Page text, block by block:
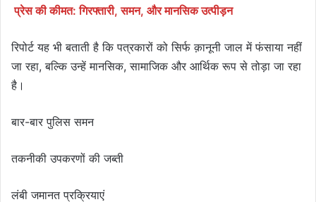
प्रेस की कीमत: गिरफ्तारी, समन, और मानसिक उत्पीड़न
रिपोर्ट यह भी बताती है कि पत्रकारों को सिर्फ क़ानूनी जाल में फंसाया नहीं
जा रहा, बल्कि उन्हें मानसिक, सामाजिक और आर्थिक रूप से तोड़ा जा रहा
है।
बार-बार पुलिस समन
तकनीकी उपकरणों की जब्ती
लंबी जमानत प्रक्रियाएं